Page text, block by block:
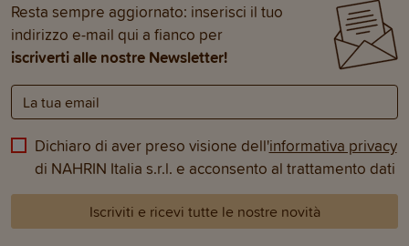
Resta sempre aggiornato: inserisci il tuo
indirizzo e-mail qui a fianco per
iscriverti alle nostre Newsletter!
Dichiaro di aver preso visione dell'informativa privacy
di NAHRIN Italia s.r.l. e acconsento al trattamento dati
Iscriviti e ricevi tutte le nostre novità